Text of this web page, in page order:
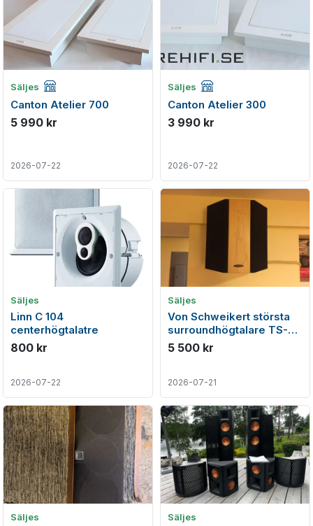
Säljes Företagsannons
Canton Atelier 700
5 990 kr
2026-07-22
Säljes Företagsannons
Canton Atelier 300
3 990 kr
2026-07-22
Säljes
Linn C 104
centerhögtalatre
800 kr
2026-07-22
Säljes
Von Schweikert största
surroundhögtalare TS-
310, TS-200 & TS-150
5 500 kr
2026-07-21
Säljes Säljes